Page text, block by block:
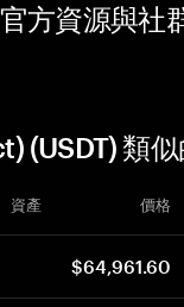
方資源與社
(USDT) 類
資產 價格
$64,961.60